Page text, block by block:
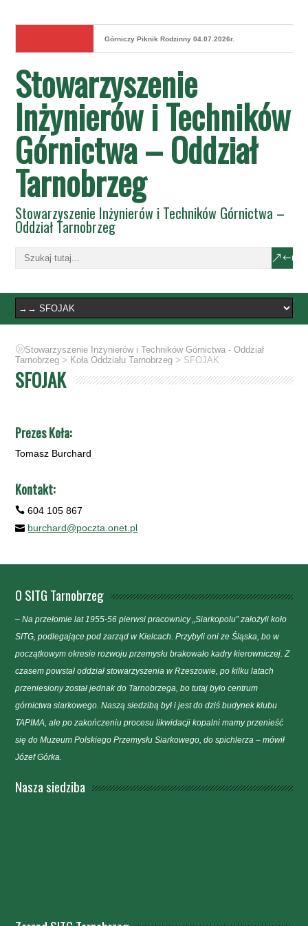
Górniczy Piknik Rodzinny 04.07.2026r.
Stowarzyszenie
Inżynierów i Techników
Górnictwa – Oddział
Tarnobrzeg
Stowarzyszenie Inżynierów i Techników Górnictwa –
Oddział Tarnobrzeg
Stowarzyszenie Inżynierów i Techników Górnictwa - Oddział
Tarnobrzeg > Koła Oddziału Tarnobrzeg > SFOJAK
SFOJAK
Prezes Koła:
Tomasz Burchard
Kontakt:
604 105 867
burchard@poczta.onet.pl
O SITG Tarnobrzeg
– Na przełomie lat 1955-56 pierwsi pracownicy „Siarkopolu” założyli koło
SITG, podlegające pod zarząd w Kielcach. Przybyli oni ze Śląska, bo w
początkowym okresie rozwoju przemysłu brakowało kadry kierowniczej. Z
czasem powstał oddział stowarzyszenia w Rzeszowie, po kilku latach
przeniesiony został jednak do Tarnobrzega, bo tutaj było centrum
górnictwa siarkowego. Naszą siedzibą był i jest do dziś budynek klubu
TAPIMA, ale po zakończeniu procesu likwidacji kopalni mamy przenieść
się do Muzeum Polskiego Przemysłu Siarkowego, do spichlerza – mówił
Józef Górka.
Nasza siedziba